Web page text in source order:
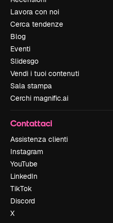
Lavora con noi
Cerca tendenze
Blog
Eventi
Slidesgo
Vendi i tuoi contenuti
Sala stampa
Cerchi magnific.ai
Contattaci
Assistenza clienti
Instagram
YouTube
LinkedIn
TikTok
Discord
X